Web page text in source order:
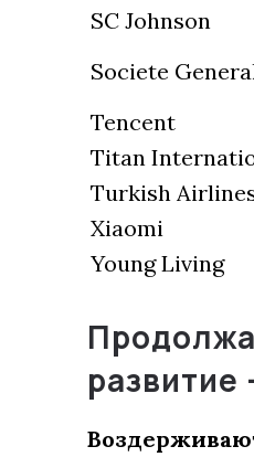
SC Johnson
Societe
Tencent
Titan
Turkish
Xiaomi
Young Living